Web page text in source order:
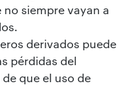
siempre vayan a
derivados puede
pérdidas del
que el uso de